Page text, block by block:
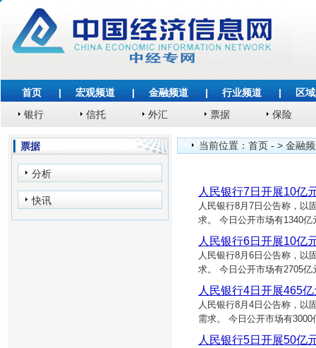
首页 | 宏观频道 | 金融频道 | 行业频道 |
区
银行
信托 外汇 票据 保险
票据
分析
快讯
当前位置： 首页 - > 金融
人民银行7日开展10亿
人民银行8月7日公告称，以
求。 今日公开市场有1340
人民银行6日开展10亿
人民银行8月6日公告称，以
求。 今日公开市场有2705
人民银行4日开展465
人民银行8月4日公告称，以
需求。 今日公开市场有
人民银行5日开展50亿